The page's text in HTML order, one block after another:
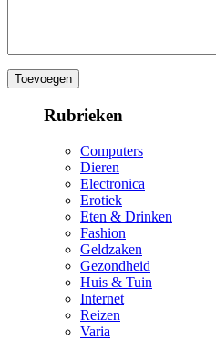
Rubrieken
Computers
Dieren
Electronica
Erotiek
Eten & Drinken
Fashion
Geldzaken
Gezondheid
Huis & Tuin
Internet
Reizen
Varia